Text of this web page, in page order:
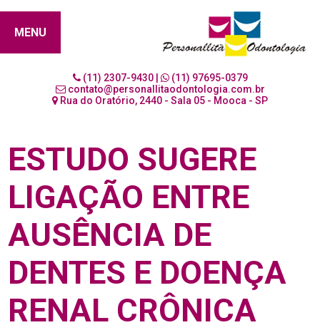
MENU
(11) 2307-9430 |
(11) 97695-0379
contato@personallitaodontologia.com.br
Rua do Oratório, 2440 - Sala 05 - Mooca - SP
ESTUDO SUGERE
LIGAÇÃO ENTRE
AUSÊNCIA DE
DENTES E DOENÇA
RENAL CRÔNICA